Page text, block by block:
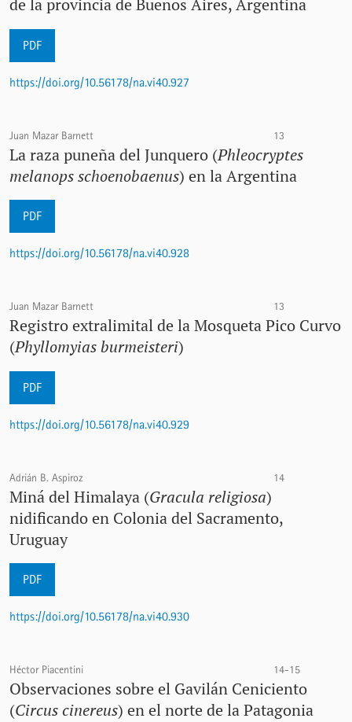
de la provincia de Buenos Aires, Argentina
PDF
https://doi.org/10.56178/na.vi40.927
Juan Mazar Barnett 13
La raza puneña del Junquero (Phleocryptes
melanops schoenobaenus) en la Argentina
PDF
https://doi.org/10.56178/na.vi40.928
Juan Mazar Barnett 13
Registro extralimital de la Mosqueta Pico Curvo
(Phyllomyias burmeisteri)
PDF
https://doi.org/10.56178/na.vi40.929
Adrián B. Aspiroz 14
Miná del Himalaya (Gracula religiosa)
nidificando en Colonia del Sacramento,
Uruguay
PDF
https://doi.org/10.56178/na.vi40.930
Héctor Piacentini 14-15
Observaciones sobre el Gavilán Ceniciento
(Circus cinereus) en el norte de la Patagonia